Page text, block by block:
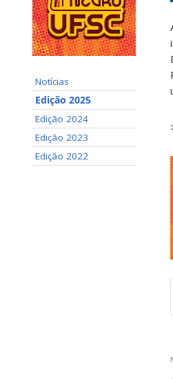
Notícias
Edição 2025
Edição 2024
Edição 2023
Edição 2022